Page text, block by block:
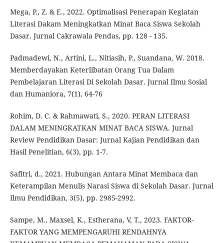
Mega, P., Z. & E., 2022. Optimalisasi Penerapan Kegiatan
Literasi Dakam Meningkatkan Minat Baca Siswa Sekolah
Dasar. Jurnal Cakrawala Pendas, pp. 128 - 135.
Padmadewi, N., Artini, L., Nitiasih, P., Suandana, W. 2018.
Memberdayakan Keterlibatan Orang Tua Dalam
Pembelajaran Literasi Di Sekolah Dasar. Jurnal Ilmu Sosial
dan Humaniora, 7(1), 64-76
Rohim, D. C. & Rahmawati, S., 2020. PERAN LITERASI
DALAM MENINGKATKAN MINAT BACA SISWA. Jurnal
Review Pendidikan Dasar: Jurnal Kajian Pendidikan dan
Hasil Penelitian, 6(3), pp. 1-7.
Safitri, d., 2021. Hubungan Antara Minat Membaca dan
Keterampilan Menulis Narasi Siswa di Sekolah Dasar. Jurnal
Ilmu Pendidikan, 3(5), pp. 2985-2992.
Sampe, M., Maxsel, K., Estherana, V, T., 2023. FAKTOR-
FAKTOR YANG MEMPENGARUHI RENDAHNYA